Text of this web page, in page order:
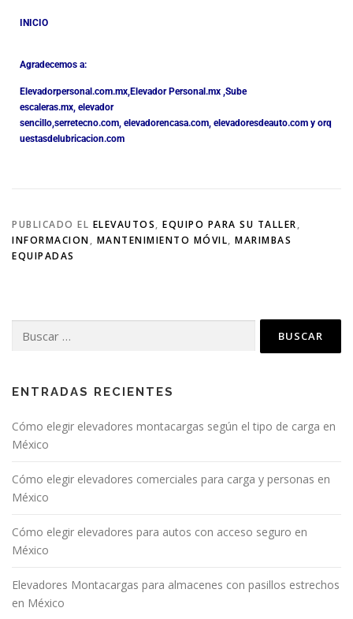
INICIO
Agradecemos a:
Elevadorpersonal.com.mx Elevador Personal.mx , Sube
escaleras.mx elevador
sencillo, serretecno.com, elevadorencasa.com, elevadoresdeauto.com y orq
uestasdelubricacion.com
PUBLICADO EL ELEVAUTOS, EQUIPO PARA SU TALLER,
INFORMACION, MANTENIMIENTO MÓVIL, MARIMBAS
EQUIPADAS
ENTRADAS RECIENTES
Cómo elegir elevadores montacargas según el tipo de carga en
México
Cómo elegir elevadores comerciales para carga y personas en
México
Cómo elegir elevadores para autos con acceso seguro en
México
Elevadores Montacargas para almacenes con pasillos estrechos
en México